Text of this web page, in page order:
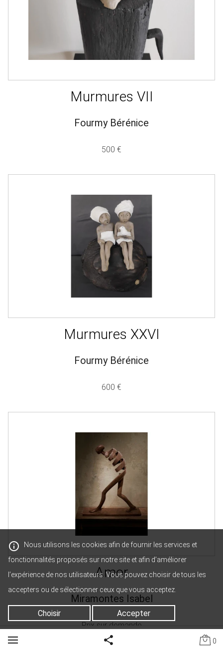
Nous utilisons les cookies afin de fournir les services et
fonctionnalités proposés sur notre site et afin d’améliorer
l’expérience de nos utilisateurs. Vous pouvez choisir de tous les
accepters ou de sélectionner ceux que vous acceptez.
Choisir Accepter
0
Murmures VII
Fourmy Bérénice
500 €
Murmures XXVI
Fourmy Bérénice
600 €
Amor
Miramontes Isabel
Prix sur demande
Partager